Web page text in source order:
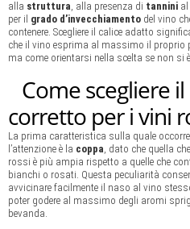
alla struttura , alla presenza di tannini
per il grado d’invecchiamento del vino
contenere. Scegliere il calice adatto
che il vino esprima al massimo il proprio
ma come orientarsi nella scelta se non si
Come scegliere il
corretto per i vini
La prima caratteristica sulla quale
l’attenzione è la coppa , dato che quella
rossi è più ampia rispetto a quelle che
bianchi o rosati. Questa peculiarità
avvicinare facilmente il naso al vino
poter godere al massimo degli aromi
bevanda.